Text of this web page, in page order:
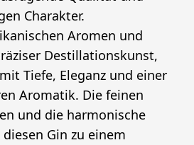
Charakter.
Aromen und
Destillationskunst,
Tiefe, Eleganz und einer
Aromatik. Die feinen
und die harmonische
Gin zu einem